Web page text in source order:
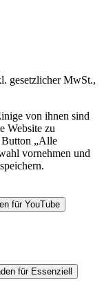
gesetzlicher MwSt.,
von ihnen sind
Website zu
Button „Alle
vornehmen und
für YouTube
für Essenziell